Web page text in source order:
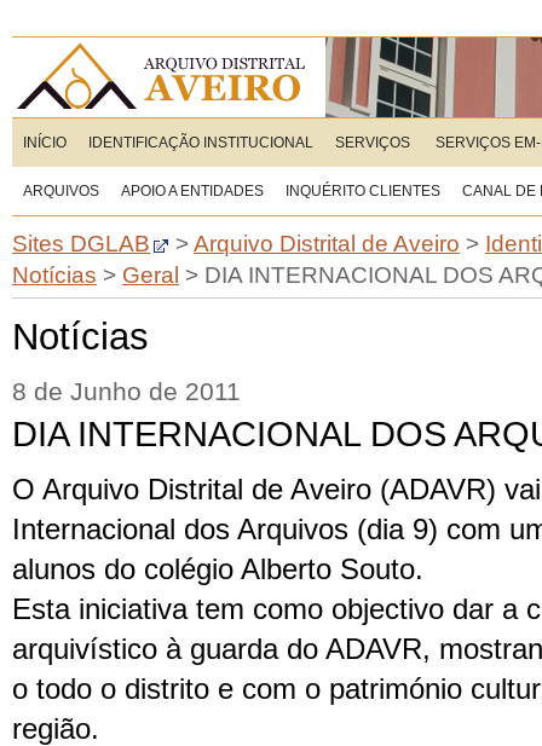
INÍCIO IDENTIFICAÇÃO INSTITUCIONAL SERVIÇOS SERVIÇOS
ARQUIVOS APOIO A ENTIDADES INQUÉRITO CLIENTES CANAL DE
Sites DGLAB >Arquivo Distrital de Aveiro >
Notícias > Geral > DIA INTERNACIONAL DOS
Notícias
8 de Junho de 2011
DIA INTERNACIONAL DOS
O Arquivo Distrital de Aveiro (ADAVR)
Internacional dos Arquivos (dia 9) com
alunos do colégio Alberto Souto.
Esta iniciativa tem como objectivo dar a
arquivístico à guarda do ADAVR,
o todo o distrito e com o património
região.